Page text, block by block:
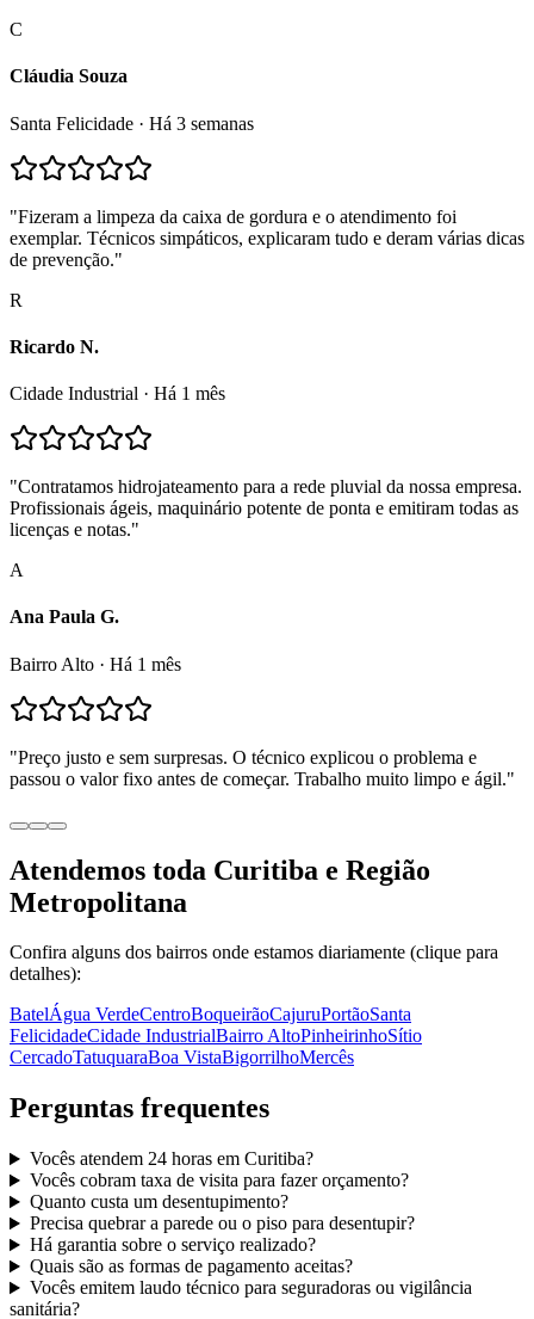
C
Cláudia Souza
Santa Felicidade · Há 3 semanas
"Fizeram a limpeza da caixa de gordura e o atendimento foi
exemplar. Técnicos simpáticos, explicaram tudo e deram várias dicas
de prevenção."
R
Ricardo N.
Cidade Industrial · Há 1 mês
"Contratamos hidrojateamento para a rede pluvial da nossa empresa.
Profissionais ágeis, maquinário potente de ponta e emitiram todas as
licenças e notas."
A
Ana Paula G.
Bairro Alto · Há 1 mês
"Preço justo e sem surpresas. O técnico explicou o problema e
passou o valor fixo antes de começar. Trabalho muito limpo e ágil."
Atendemos toda Curitiba e Região
Metropolitana
Confira alguns dos bairros onde estamos diariamente (clique para
detalhes):
BatelÁgua VerdeCentroBoqueirãoCajuruPortãoSanta
FelicidadeCidade IndustrialBairro AltoPinheirinhoSítio
CercadoTatuquaraBoa VistaBigorrilhoMercês
Perguntas frequentes
Vocês atendem 24 horas em Curitiba?
Vocês cobram taxa de visita para fazer orçamento?
Quanto custa um desentupimento?
Precisa quebrar a parede ou o piso para desentupir?
Há garantia sobre o serviço realizado?
Quais são as formas de pagamento aceitas?
Vocês emitem laudo técnico para seguradoras ou vigilância
sanitária?